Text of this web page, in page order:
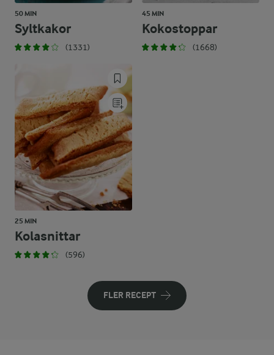
50 MIN
Syltkakor
(1331)
45 MIN
Kokostoppar
(1668)
25 MIN
Kolasnittar
(596)
FLER RECEPT